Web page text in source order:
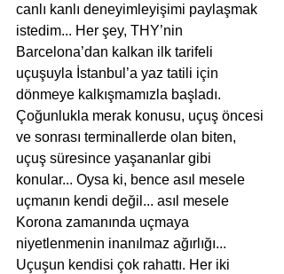
canlı kanlı deneyimleyişimi paylaşmak
istedim... Her şey, THY’nin
Barcelona’dan kalkan ilk tarifeli
uçuşuyla İstanbul’a yaz tatili için
dönmeye kalkışmamızla başladı.
Çoğunlukla merak konusu, uçuş öncesi
ve sonrası terminallerde olan biten,
uçuş süresince yaşananlar gibi
konular... Oysa ki, bence asıl mesele
uçmanın kendi değil... asıl mesele
Korona zamanında uçmaya
niyetlenmenin inanılmaz ağırlığı...
Uçuşun kendisi çok rahattı. Her iki